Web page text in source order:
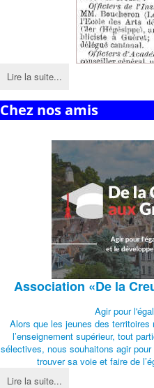
Lire la suite...
Chez nos amis
Association «De la
Agir pour
Alors que les jeunes des
l’enseignement supérieur, tout
sélectives, nous souhaitons agir
trouver sa voie et faire de
Lire la suite...